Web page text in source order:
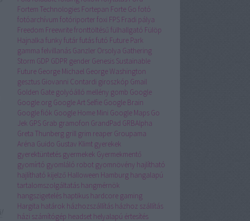
Fortem Technologies Fortepan Forte Go fotó
fotóarchívum fotóriporter foxi FPS Fradi pálya
Freedom Freewritefronttöltésű fülhallgató Fülöp
Hajnalka funky futár futásfutó Future Park
gamma felvillanás Ganzler Orsolya Gathering
Storm GDP GDPR gender Genesis Sustainable
Future George Michael George Washington
gesztus Giovanni Contardi giroszkóp Gmail
Golden Gate golyóálló mellény gomb Google
Google.org Google Art Selfie Google Brain
Google fiók Google Home Mini Google Maps Go
Jek GPS Grab gramofon GrandPad GRBAlpha
Greta Thunberg grill grim reaper Groupama
Aréna Guido Gustav Klimt gyerekek
gyerektüntetés gyermekek Gyermekmentő
gyomírtó gyomláló robot gyomnövény hajlítható
hajlítható kijelző Halloween Hamburg hangalapú
tartalomszolgáltatás hangmérnök
hangszigetelés haptikus hardcore gaming
Hargita határok házhozszállítás házhoz szállítás
házi számítógép headset helyalapú értesítés